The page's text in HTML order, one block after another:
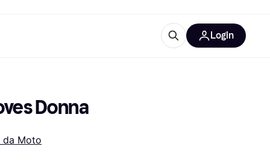
Login
Donna
da Moto